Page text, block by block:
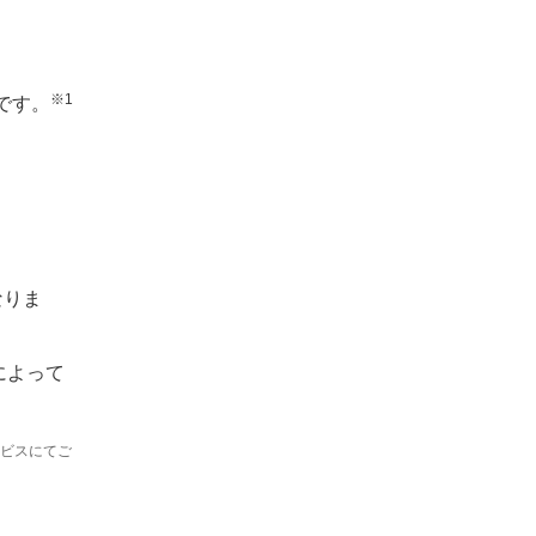
。 ※1
ま
よって
スにてご